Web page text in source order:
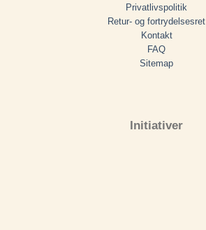
Privatlivspolitik
Retur- og fortrydelsesret
Kontakt
FAQ
Sitemap
Initiativer